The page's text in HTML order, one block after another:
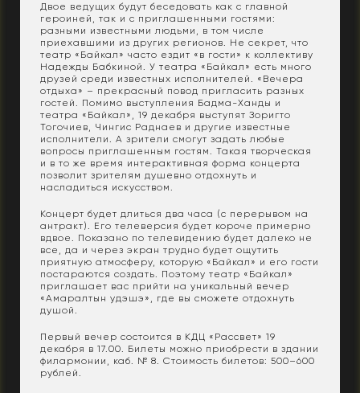
Двое ведущих будут беседовать как с главной
героиней, так и с приглашенными гостями:
разными известными людьми, в том числе
приехавшими из других регионов. Не секрет, что
театр «Байкал» часто ездит «в гости» к коллективу
Надежды Бабкиной. У театра «Байкал» есть много
друзей среди известных исполнителей. «Вечера
отдыха» – прекрасный повод пригласить разных
гостей. Помимо выступления Бадма-Ханды и
театра «Байкал», 19 декабря выступят Зоригто
Тогочиев, Чингис Раднаев и другие известные
исполнители. А зрители смогут задать любые
вопросы приглашенным гостям. Такая творческая
и в то же время интерактивная форма концерта
позволит зрителям душевно отдохнуть и
насладиться искусством.
Концерт будет длиться два часа (с перерывом на
антракт). Его телеверсия будет короче примерно
вдвое. Показано по телевидению будет далеко не
все, да и через экран трудно будет ощутить
приятную атмосферу, которую «Байкал» и его гости
постараются создать. Поэтому театр «Байкал»
приглашает вас прийти на уникальный вечер
«Амаралтын удэшэ», где вы сможете отдохнуть
душой.
Первый вечер состоится в КДЦ «Рассвет» 19
декабря в 17.00. Билеты можно приобрести в здании
филармонии, каб. № 8. Стоимость билетов: 500–600
рублей.